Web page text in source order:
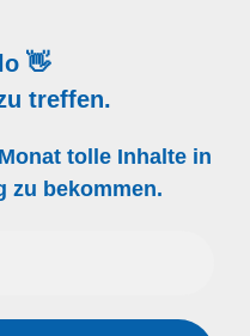
👋
treffen.
tolle Inhalte in
zu bekommen.